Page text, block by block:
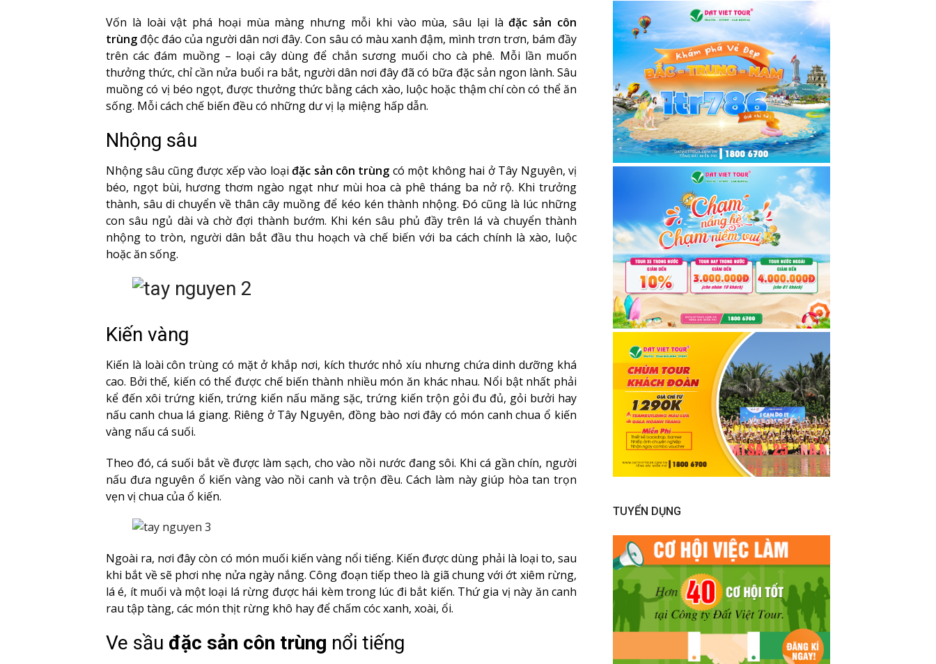
Vốn là loài vật phá hoại mùa màng nhưng mỗi khi vào mùa, sâu lại làđặc sản côn
trùng độc đáo của người dân nơi đây. Con sâu có màu xanh đậm, mình trơn trơn, bám đầy
trên các đám muồng – loại cây dùng để chắn sương muối cho cà phê. Mỗi lần muốn
thưởng thức, chỉ cần nửa buổi ra bắt, người dân nơi đây đã có bữa đặc sản ngon lành. Sâu
muồng có vị béo ngọt, được thưởng thức bằng cách xào, luộc hoặc thậm chí còn có thể ăn
sống. Mỗi cách chế biến đều có những dư vị lạ miệng hấp dẫn.
Nhộng sâu
Nhộng sâu cũng được xếp vào loạiđặc sản côn trùng có một không hai ở Tây Nguyên, vị
béo, ngọt bùi, hương thơm ngào ngạt như mùi hoa cà phê tháng ba nở rộ. Khi trưởng
thành, sâu di chuyển về thân cây muồng để kéo kén thành nhộng. Đó cũng là lúc những
con sâu ngủ dài và chờ đợi thành bướm. Khi kén sâu phủ đầy trên lá và chuyển thành
nhộng to tròn, người dân bắt đầu thu hoạch và chế biến với ba cách chính là xào, luộc
hoặc ăn sống.
Kiến vàng
Kiến là loài côn trùng có mặt ở khắp nơi, kích thước nhỏ xíu nhưng chứa dinh dưỡng khá
cao. Bởi thế, kiến có thể được chế biến thành nhiều món ăn khác nhau. Nổi bật nhất phải
kể đến xôi trứng kiến, trứng kiến nấu măng sặc, trứng kiến trộn gỏi đu đủ, gỏi bưởi hay
nấu canh chua lá giang. Riêng ở Tây Nguyên, đồng bào nơi đây có món canh chua ổ kiến
vàng nấu cá suối.
Theo đó, cá suối bắt về được làm sạch, cho vào nồi nước đang sôi. Khi cá gần chín, người
nấu đưa nguyên ổ kiến vàng vào nồi canh và trộn đều. Cách làm này giúp hòa tan trọn
vẹn vị chua của ổ kiến.
Ngoài ra, nơi đây còn có món muối kiến vàng nổi tiếng. Kiến được dùng phải là loại to, sau
khi bắt về sẽ phơi nhẹ nửa ngày nắng. Công đoạn tiếp theo là giã chung với ớt xiêm rừng,
lá é, ít muối và một loại lá rừng được hái kèm trong lúc đi bắt kiến. Thứ gia vị này ăn canh
rau tập tàng, các món thịt rừng khô hay để chấm cóc xanh, xoài, ổi.
Ve sầu đặc sản côn trùng nổi tiếng
TUYỂN DỤNG